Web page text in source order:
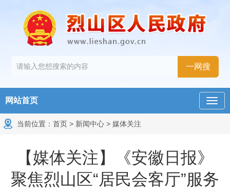
网站首页
当前位置： 首页 > 新闻中心 > 媒体关注
【媒体关注】《安徽日报》
聚焦烈山区“居民会客厅”服务